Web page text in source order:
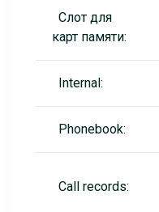
Слот для
карт памяти:
Internal:
Phonebook:
Call records: